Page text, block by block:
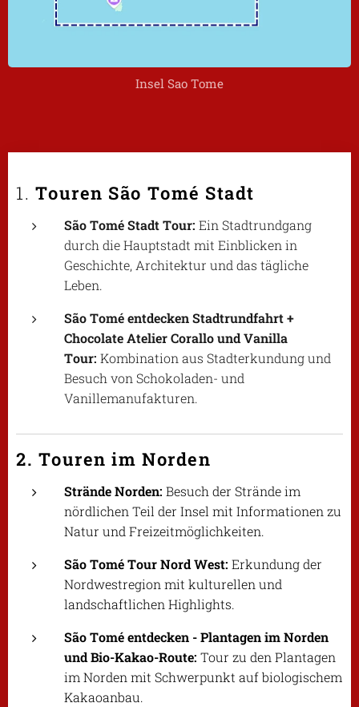
Insel Sao Tome
1. Touren São Tomé Stadt
São Tomé Stadt Tour: Ein Stadtrundgang
durch die Hauptstadt mit Einblicken in
Geschichte, Architektur und das tägliche
Leben.
São Tomé entdecken Stadtrundfahrt +
Chocolate Atelier Corallo und Vanilla
Tour: Kombination aus Stadterkundung und
Besuch von Schokoladen- und
Vanillemanufakturen.
2. Touren im Norden
Strände Norden: Besuch der Strände im
nördlichen Teil der Insel mit Informationen zu
Natur und Freizeitmöglichkeiten.
São Tomé Tour Nord West: Erkundung der
Nordwestregion mit kulturellen und
landschaftlichen Highlights.
São Tomé entdecken - Plantagen im Norden
und Bio-Kakao-Route: Tour zu den Plantagen
im Norden mit Schwerpunkt auf biologischem
Kakaoanbau.